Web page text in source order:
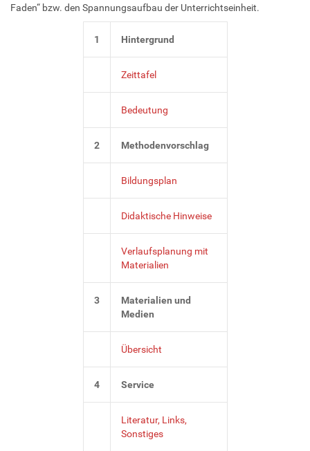
Faden“ bzw. den Spannungsaufbau der Unterrichtseinheit.
1 Hintergrund
Zeittafel
Bedeutung
2 Methodenvorschlag
Bildungsplan
Didaktische Hinweise
Verlaufsplanung mit
Materialien
3
Materialien und
Medien
Übersicht
4 Service
Literatur, Links,
Sonstiges